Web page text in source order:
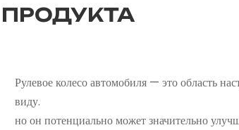
Рулевое колесо автомобиля — это область
виду.
но он потенциально может значительно